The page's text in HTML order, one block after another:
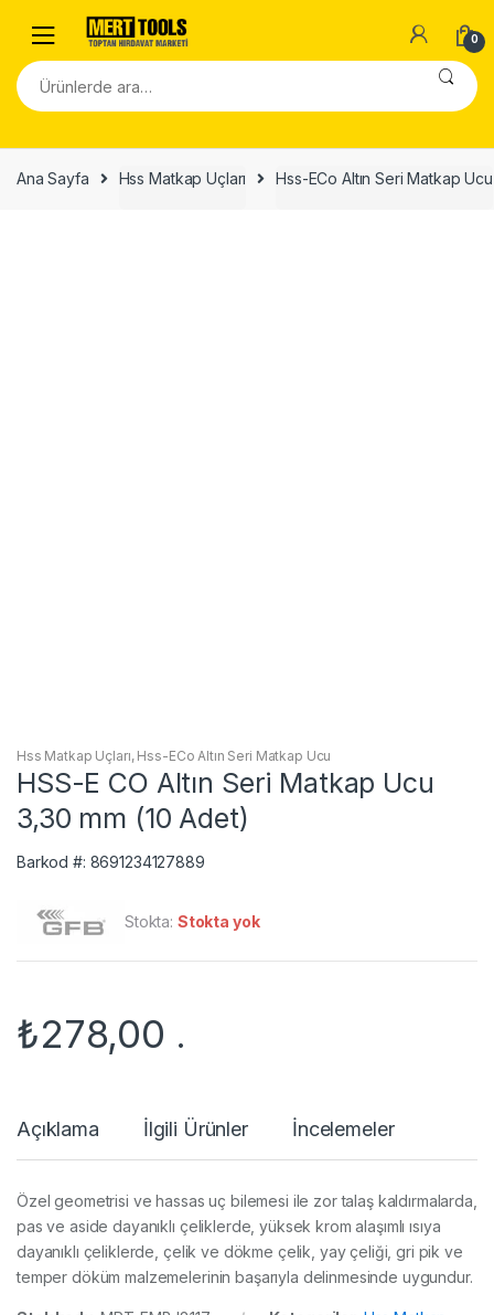
Skip to navigation
Skip to content
0
Ara:
Ana Sayfa Hss Matkap Uçları Hss-ECo Altın Seri Matkap Ucu
Hss Matkap Uçları, Hss-ECo Altın Seri Matkap Ucu
HSS-E CO Altın Seri Matkap Ucu
3,30 mm (10 Adet)
Barkod #: 8691234127889
Stokta: Stokta yok
₺278,00 .
Açıklama İlgili Ürünler İncelemeler
Özel geometrisi ve hassas uç bilemesi ile zor talaş kaldırmalarda,
pas ve aside dayanıklı çeliklerde, yüksek krom alaşımlı ısıya
dayanıklı çeliklerde, çelik ve dökme çelik, yay çeliği, gri pik ve
temper döküm malzemelerinin başarıyla delinmesinde uygundur.